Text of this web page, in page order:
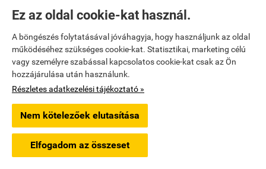
Ez az oldal cookie-kat használ.
A böngészés folytatásával jóváhagyja, hogy használjunk az oldal
működéséhez szükséges cookie-kat. Statisztikai, marketing célú
vagy személyre szabással kapcsolatos cookie-kat csak az Ön
hozzájárulása után használunk.
Részletes adatkezelési tájékoztató »
Nem kötelezőek elutasítása
Elfogadom az összeset
Saját fiók
Elérhetőségek
godolloikerteszet.hu - PAKANS Kft.- ÁSZF
Webáruház készítés